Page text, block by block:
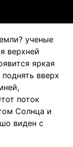
ученые
верхней
яркая
вверх
поток
Солнца и
виден с